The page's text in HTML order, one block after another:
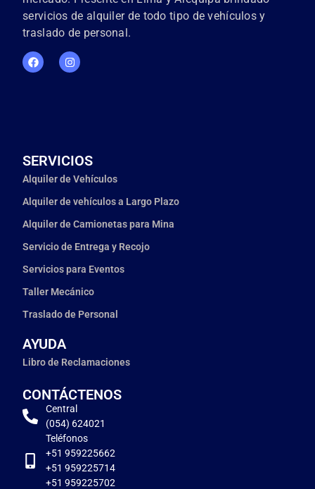
servicios de alquiler de todo tipo de vehículos y
traslado de personal.
SERVICIOS
Alquiler de Vehículos
Alquiler de vehículos a Largo Plazo
Alquiler de Camionetas para Mina
Servicio de Entrega y Recojo
Servicios para Eventos
Taller Mecánico
Traslado de Personal
AYUDA
Libro de Reclamaciones
CONTÁCTENOS
Central
(054) 624021
Teléfonos
+51 959225662
+51 959225714
+51 959225702